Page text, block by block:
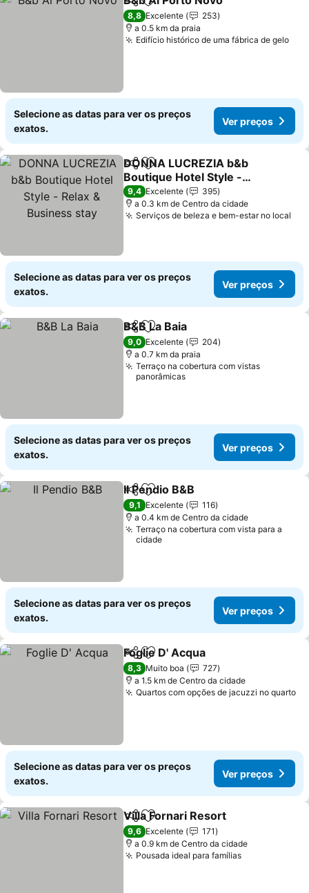
PartilharAdicionar aos favoritos
8,8 Excelente
253
a 0.5 km da praia
Edifício histórico de uma fábrica de gelo
Selecione as datas para ver os preços
exatos.
Ver preços
PartilharAdicionar aos favoritos
DONNA LUCREZIA b&b
Boutique Hotel Style -
Relax & Business stay
Ver preços
9,4 Excelente
395
a 0.3 km de Centro da cidade
Serviços de beleza e bem-estar no local
Selecione as datas para ver os preços
exatos.
Ver preços
PartilharAdicionar aos favoritos
B&B La Baia
9,0 Excelente
204
a 0.7 km da praia
Terraço na cobertura com vistas
panorâmicas
Selecione as datas para ver os preços
exatos.
Ver preços
PartilharAdicionar aos favoritos
Il Pendio B&B
9,1 Excelente
116
a 0.4 km de Centro da cidade
Terraço na cobertura com vista para a
cidade
Selecione as datas para ver os preços
exatos.
Ver preços
PartilharAdicionar aos favoritos
Foglie D' Acqua
8,3 Muito boa
727
a 1.5 km de Centro da cidade
Quartos com opções de jacuzzi no quarto
Selecione as datas para ver os preços
exatos.
Ver preços
PartilharAdicionar aos favoritos
Villa Fornari Resort
9,6 Excelente
171
a 0.9 km de Centro da cidade
Pousada ideal para famíliasVer preços